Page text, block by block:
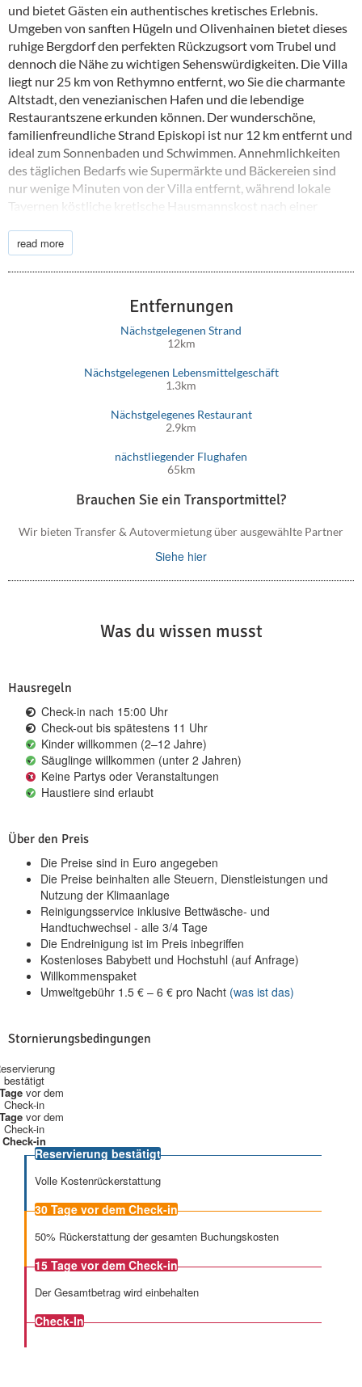
und bietet Gästen ein authentisches kretisches Erlebnis.
Umgeben von sanften Hügeln und Olivenhainen bietet dieses
ruhige Bergdorf den perfekten Rückzugsort vom Trubel und
dennoch die Nähe zu wichtigen Sehenswürdigkeiten. Die Villa
liegt nur 25 km von Rethymno entfernt, wo Sie die charmante
Altstadt, den venezianischen Hafen und die lebendige
Restaurantszene erkunden können. Der wunderschöne,
familienfreundliche Strand Episkopi ist nur 12 km entfernt und
ideal zum Sonnenbaden und Schwimmen. Annehmlichkeiten
des täglichen Bedarfs wie Supermärkte und Bäckereien sind
nur wenige Minuten von der Villa entfernt, während lokale
Tavernen köstliche kretische Hausmannskost nach einer
Nord- und Südküste Kretas ist die Villa Myre 3 der ideale
Ausgangspunkt, um das Beste von Westkreta zu erkunden.
read more
Entfernungen
Nächstgelegenen Strand
12km
Nächstgelegenen Lebensmittelgeschäft
1.3km
Nächstgelegenes Restaurant
2.9km
nächstliegender Flughafen
65km
Brauchen Sie ein Transportmittel?
Wir bieten Transfer & Autovermietung über ausgewählte Partner
Siehe hier
Was du wissen musst
Hausregeln
Check-in nach 15:00 Uhr
Check-out bis spätestens 11 Uhr
Kinder willkommen (2–12 Jahre)
Säuglinge willkommen (unter 2 Jahren)
Keine Partys oder Veranstaltungen
Haustiere sind erlaubt
Über den Preis
Die Preise sind in Euro angegeben
Die Preise beinhalten alle Steuern, Dienstleistungen und
Nutzung der Klimaanlage
Reinigungsservice inklusive Bettwäsche- und
Handtuchwechsel - alle 3/4 Tage
Die Endreinigung ist im Preis inbegriffen
Kostenloses Babybett und Hochstuhl (auf Anfrage)
Willkommenspaket
Umweltgebühr 1.5 € – 6 € pro Nacht (was ist das)
Stornierungsbedingungen
bestätigt
vor dem
Check-in
vor dem
Check-in
Check-in
Reservierung bestätigt
Volle Kostenrückerstattung
30 Tage vor dem Check-in
50% Rückerstattung der gesamten Buchungskosten
15 Tage vor dem Check-in
Der Gesamtbetrag wird einbehalten
Check-In